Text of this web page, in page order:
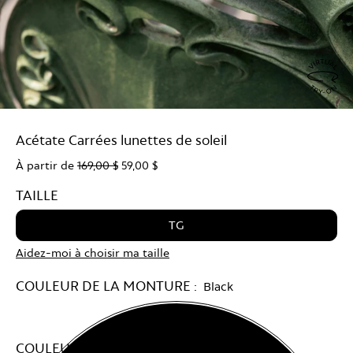
Acétate Carrées lunettes de soleil
À partir de 169,00 $ 59,00 $
TAILLE
TG
Aidez-moi à choisir ma taille
COULEUR DE LA MONTURE : Black
COULEUR DES VERRES :